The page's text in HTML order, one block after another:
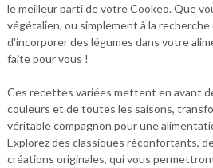
le meilleur parti de votre Cookeo. Que
végétalien, ou simplement à la
d'incorporer des légumes dans votre
faite pour vous !
Ces recettes variées mettent en avant
couleurs et de toutes les saisons,
véritable compagnon pour une
Explorez des classiques réconfortants,
créations originales, qui vous